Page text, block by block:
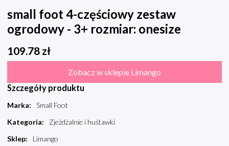
small foot 4-częściowy zestaw
ogrodowy - 3+ rozmiar: onesize
109.78 zł
Zobacz w sklepie Limango
Szczegóły produktu
Marka:
Small Foot
Kategoria:
Zjeżdżalnie i huśtawki
Sklep:
Limango